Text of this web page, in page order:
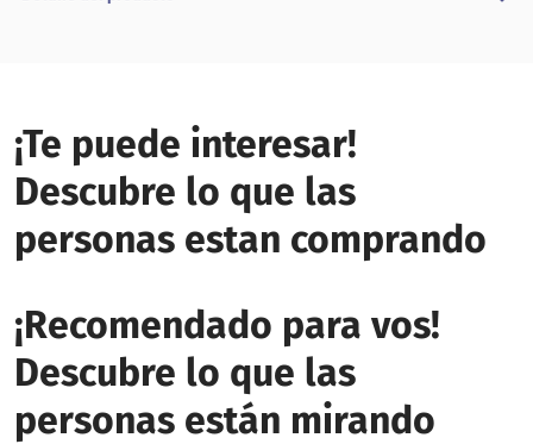
¡Te puede interesar!
Descubre lo que las
personas estan comprando
¡Recomendado para vos!
Descubre lo que las
personas están mirando